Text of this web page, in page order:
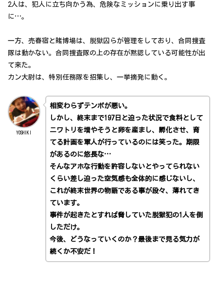
2人は、犯人に立ち向かう為、危険なミッションに乗り出す事
に…。
一方、売春宿と賭博場は、脱獄囚らが管理をしており、合同捜査
隊は動かない。合同捜査隊の上の存在が黙認している可能性が出
て来た。
カン大尉は、特別任務隊を招集し、一挙摘発に動く。
YOSHIKI
相変わらずテンポが悪い。
しかし、終末まで197日と迫った状況で食料として
ニワトリを増やそうと卵を産まし、孵化させ、育
てる計画を軍人が行っているのには笑った。期限
があるのに悠長な…
そんなアホな行動を許容しないとやってられない
くらい差し迫った空気感も全体的に感じないし、
これが終末世界の物語である事が段々、薄れてき
ています。
事件が起きたとすれば脅していた脱獄犯の1人を倒
しただけ。
今後、どうなっていくのか？最後まで見る気力が
続くか不安だ！